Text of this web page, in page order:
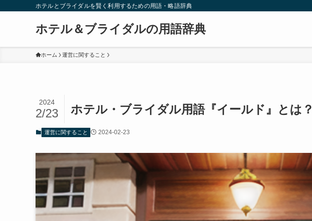
ホテルとブライダルを賢く利用するための用語・略語辞典
ホテル＆ブライダルの用語辞典
ホーム 運営に関すること
ホテル・ブライダル用語『イールド』とは？
2024
2/23
運営に関すること 2024-02-23